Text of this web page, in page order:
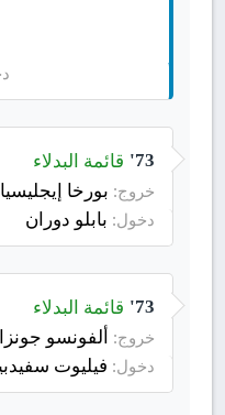
73' قائمة البدلاء
خروج: بورخا
دخول: بابلو دوران
73' قائمة البدلاء
خروج: ألفونسو
دخول: فيليوت